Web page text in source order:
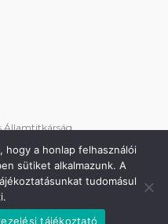
Államtitkárság
hogy a honlap felhasználói
sütiket alkalmazunk. A
tudomásul
tájékoztató